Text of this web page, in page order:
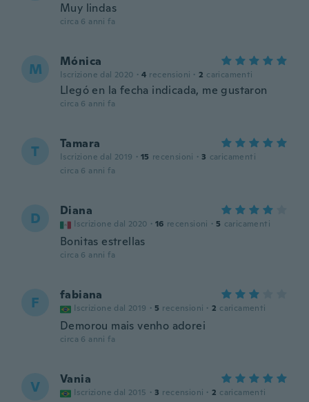
Muy lindas
circa 6 anni fa
M Mónica
Iscrizione dal 2020 · 4 recensioni · 2 caricamenti
Llegó en la fecha indicada, me gustaron
circa 6 anni fa
T Tamara
Iscrizione dal 2019 · 15 recensioni · 3 caricamenti
circa 6 anni fa
D Diana
Iscrizione dal 2020 · 16 recensioni · 5 caricamenti
Bonitas estrellas
circa 6 anni fa
F fabiana
Iscrizione dal 2019 · 5 recensioni · 2 caricamenti
Demorou mais venho adorei
circa 6 anni fa
V Vania
Iscrizione dal 2015 · 3 recensioni · 2 caricamenti